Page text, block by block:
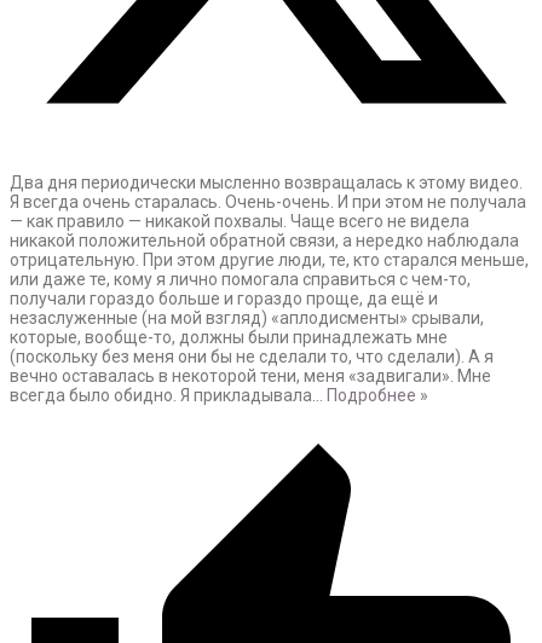
Два дня периодически мысленно возвращалась к этому видео.
Я всегда очень старалась. Очень-очень. И при этом не получала
— как правило — никакой похвалы. Чаще всего не видела
никакой положительной обратной связи, а нередко наблюдала
отрицательную. При этом другие люди, те, кто старался меньше,
или даже те, кому я лично помогала справиться с чем-то,
получали гораздо больше и гораздо проще, да ещё и
незаслуженные (на мой взгляд) «аплодисменты» срывали,
которые, вообще-то, должны были принадлежать мне
(поскольку без меня они бы не сделали то, что сделали). А я
вечно оставалась в некоторой тени, меня «задвигали». Мне
всегда было обидно. Я прикладывала… Подробнее »